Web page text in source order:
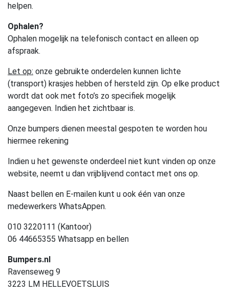
helpen.
Ophalen?
Ophalen mogelijk na telefonisch contact en alleen op
afspraak.
Let op: onze gebruikte onderdelen kunnen lichte
(transport) krasjes hebben of hersteld zijn. Op elke product
wordt dat ook met foto’s zo specifiek mogelijk
aangegeven. Indien het zichtbaar is.
Onze bumpers dienen meestal gespoten te worden hou
hiermee rekening
Indien u het gewenste onderdeel niet kunt vinden op onze
website, neemt u dan vrijblijvend contact met ons op.
Naast bellen en E-mailen kunt u ook één van onze
medewerkers WhatsAppen.
010 3220111 (Kantoor)
06 44665355 Whatsapp en bellen
Bumpers.nl
Ravenseweg 9
3223 LM HELLEVOETSLUIS